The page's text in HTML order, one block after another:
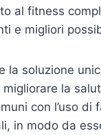
al fitness
e migliori
la soluzione
la
con l’uso
in modo da